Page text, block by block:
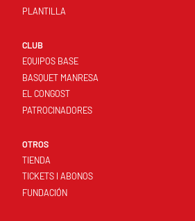
PLANTILLA
CLUB
EQUIPOS BASE
BASQUET MANRESA
EL CONGOST
PATROCINADORES
OTROS
TIENDA
TICKETS I ABONOS
FUNDACIÓN